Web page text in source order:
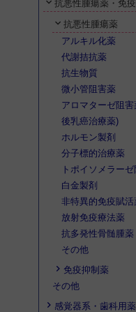
抗悪性腫瘍薬・免
抗悪性腫瘍薬
アルキル化薬
代謝拮抗薬
抗生物質
微小管阻害薬
アロマターゼ阻害
後乳癌治療薬)
ホルモン製剤
分子標的治療薬
トポイソメラー
白金製剤
非特異的免疫賦活
放射免疫療法薬
抗多発性骨髄腫薬
その他
免疫抑制薬
その他
感覚器系・歯科用薬